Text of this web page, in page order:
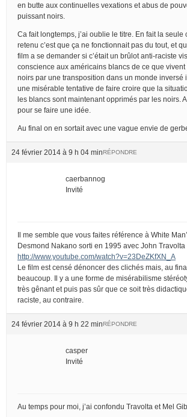
en butte aux continuelles vexations et abus de
puissant noirs.
Ca fait longtemps, j’ai oublie le titre. En fait la seule
retenu c’est que ça ne fonctionnait pas du tout, et
film a se demander si c’était un brûlot anti-raciste
conscience aux américains blancs de ce que
noirs par une transposition dans un monde inversé
une misérable tentative de faire croire que la
les blancs sont maintenant opprimés par les noirs.
pour se faire une idée.
Au final on en sortait avec une vague envie de
24 février 2014 à 9 h 04 minRÉPONDRE
caerbannog
Invité
Il me semble que vous faites référence à White
Desmond Nakano sorti en 1995 avec John Travolta
http://www.youtube.com/watch?v=23DeZKfXN_A
Le film est censé dénoncer des clichés mais, au
beaucoup. Il y a une forme de misérabilisme
très gênant et puis pas sûr que ce soit très
raciste, au contraire.
24 février 2014 à 9 h 22 minRÉPONDRE
casper
Invité
Au temps pour moi, j’ai confondu Travolta et Mel